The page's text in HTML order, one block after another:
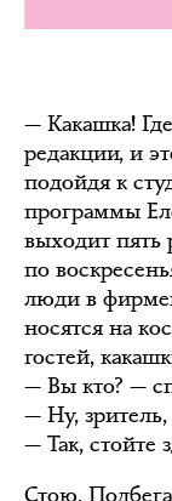
— Какашка!
редакции, и
подойдя к
программы
выходит пять
по
люди в
носятся на
гостей,
— Вы кто? —
— Ну,
— Так, стойте
Стою.